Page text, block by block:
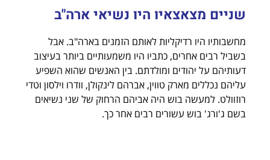
שניים מצאצאיו היו נשיאי ארה"ב
מחשבותיו היו רדיקליות לאותם הזמנים בארה"ב. אבל
בשביל רבים אחרים, כתביו היו משמעותיים ביותר בעיצוב
דעותיהם על יהודים ומולדתם. בין האנשים שהוא השפיע
עליהם נכללים מארק טווין, אברהם לינקולן, וודרו וילסון וטדי
רוזוולט. למעשה בוש היה אביהם הרחוק של שני נשיאים
בשם ג'ורג' בוש עשורים רבים אחר כך.